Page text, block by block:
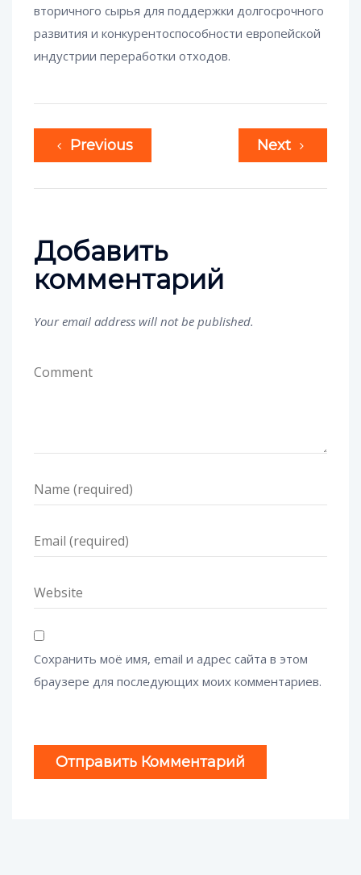
вторичного сырья для поддержки долгосрочного
развития и конкурентоспособности европейской
индустрии переработки отходов.
Previous Next
Добавить
комментарий
Your email address will not be published.
Сохранить моё имя, email и адрес сайта в этом
браузере для последующих моих комментариев.